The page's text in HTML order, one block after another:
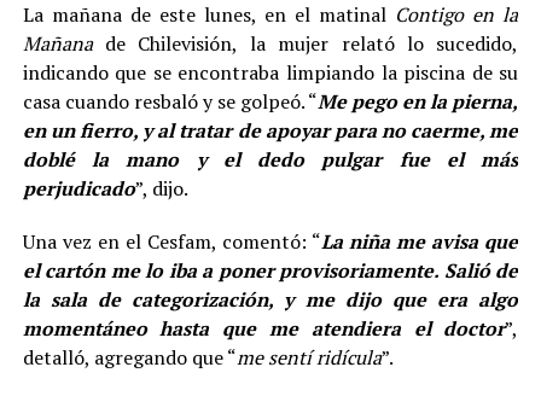
La mañana de este lunes, en el matinal Contigo en la
Mañanade Chilevisión, la mujer relató lo sucedido,
indicando que se encontraba limpiando la piscina de su
casa cuando resbaló y se golpeó. “Me pego en la pierna,
en un fierro, y al tratar de apoyar para no caerme, me
doblé la mano y el dedo pulgar fue el más
perjudicado”, dijo.
Una vez en el Cesfam, comentó: “La niña me avisa que
el cartón me lo iba a poner provisoriamente. Salió de
la sala de categorización, y me dijo que era algo
momentáneo hasta que me atendiera el doctor”,
detalló, agregando que “me sentí ridícula”.